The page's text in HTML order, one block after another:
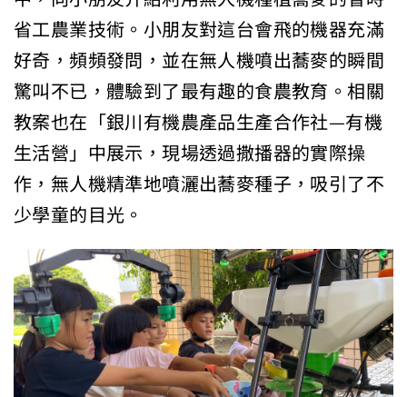
省工農業技術。小朋友對這台會飛的機器充滿
好奇，頻頻發問，並在無人機噴出蕎麥的瞬間
驚叫不已，體驗到了最有趣的食農教育。相關
教案也在「銀川有機農產品生產合作社—有機
生活營」中展示，現場透過撒播器的實際操
作，無人機精準地噴灑出蕎麥種子，吸引了不
少學童的目光。